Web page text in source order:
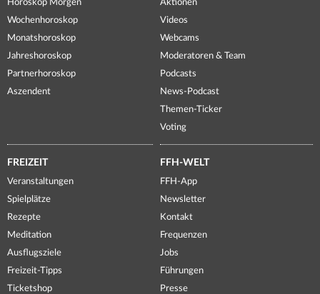
Horoskop Morgen
Wochenhoroskop
Monatshoroskop
Jahreshoroskop
Partnerhoroskop
Aszendent
Aktionen
Videos
Webcams
Moderatoren & Team
Podcasts
News-Podcast
Themen-Ticker
Voting
FREIZEIT
Veranstaltungen
Spielplätze
Rezepte
Meditation
Ausflugsziele
Freizeit-Tipps
Ticketshop
FFH-WELT
FFH-App
Newsletter
Kontakt
Frequenzen
Jobs
Führungen
Presse